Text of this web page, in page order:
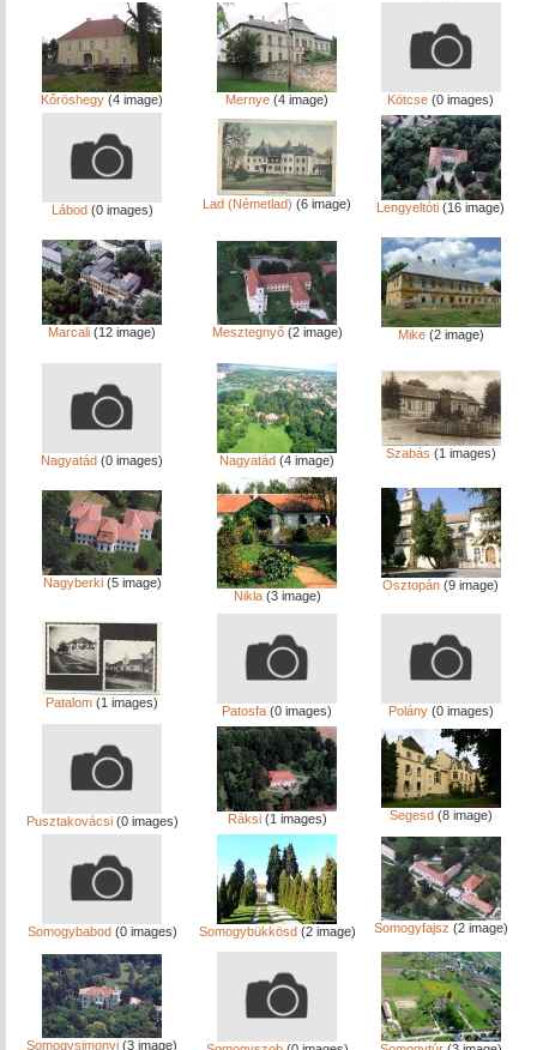
Kőröshegy (4 image) Mernye (4 image) Kötcse (0 images)
Lábod(0 images) Lad (Németlad) (6 image) Lengyeltóti (16 image)
Marcali (12 image) Mesztegnyő(2 image) Mike(2 image)
Nagyatád (0 images) Nagyatád (4 image) Szabás (1 images)
Nagyberki(5 image)
Nikla(3 image)
Osztopán (9 image)
Patalom (1 images)
Patosfa (0 images) Polány(0 images)
Pusztakovácsi(0 images) Ráksi(1 images) Segesd(8 image)
Somogybabod(0 images) Somogybükkösd(2 image) Somogyfajsz (2 image)
Somogysimonyi (3 image)